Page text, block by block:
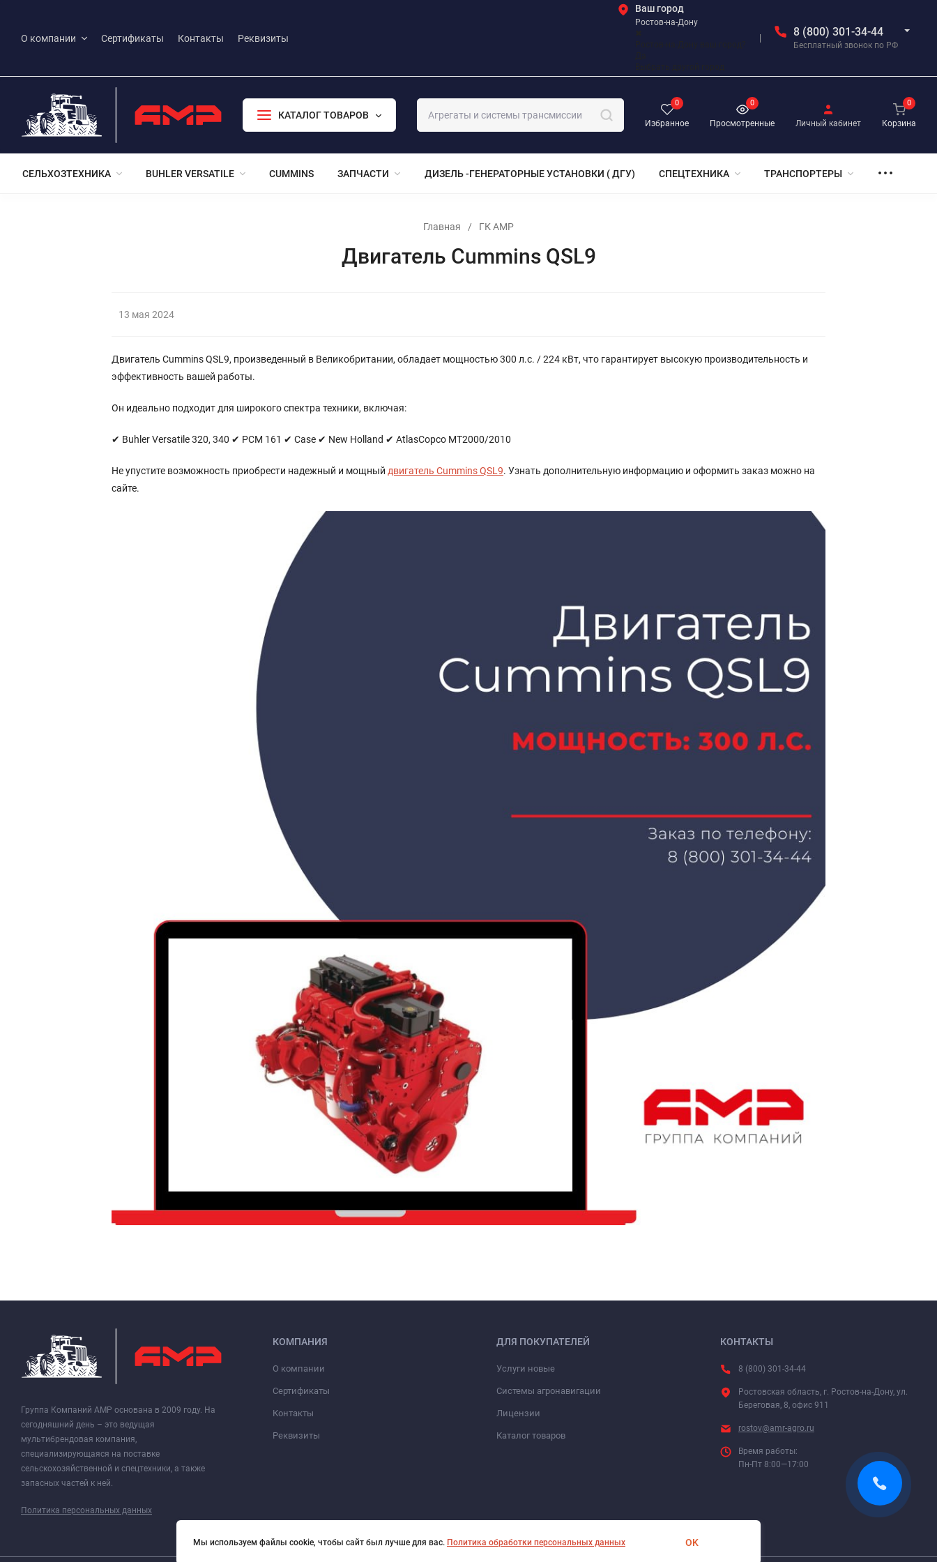
О компании Сертификаты Контакты Реквизиты
Ваш город
Ростов-на-Дону
8 (800) 301-34-44
Бесплатный звонок по РФ
КАТАЛОГ ТОВАРОВ
Избранное
0
Просмотренные
0
Личный кабинет Корзина
0
СЕЛЬХОЗТЕХНИКА BUHLER VERSATILE CUMMINS ЗАПЧАСТИ ДИЗЕЛЬ -ГЕНЕРАТОРНЫЕ УСТАНОВКИ ( ДГУ) СПЕЦТЕХНИКА ТРАНСПОРТЕРЫ
Главная / ГК АМР
Двигатель Cummins QSL9
13 мая 2024
Двигатель Cummins QSL9, произведенный в Великобритании, обладает мощностью 300 л.с. / 224 кВт, что гарантирует высокую производительность и
эффективность вашей работы.
Он идеально подходит для широкого спектра техники, включая:
✔ Buhler Versatile 320, 340 ✔ РСМ 161 ✔ Case ✔ New Holland ✔ AtlasCopco MT2000/2010
Не упустите возможность приобрести надежный и мощный двигатель Cummins QSL9. Узнать дополнительную информацию и оформить заказ можно на
сайте.
Группа Компаний АМР основана в 2009 году. На
сегодняшний день – это ведущая
мультибрендовая компания,
специализирующаяся на поставке
сельскохозяйственной и спецтехники, а также
запасных частей к ней.
Политика персональных данных
КОМПАНИЯ
О компании
Сертификаты
Контакты
Реквизиты
ДЛЯ ПОКУПАТЕЛЕЙ
Услуги новые
Системы агронавигации
Лицензии
Каталог товаров
КОНТАКТЫ
8 (800) 301-34-44
Ростовская область, г. Ростов-на-Дону, ул.
Береговая, 8, офис 911
rostov@amr-agro.ru
Время работы:
Пн-Пт 8:00—17:00
Мы используем файлы cookie, чтобы сайт был лучше для вас. Политика обработки персональных данных OK